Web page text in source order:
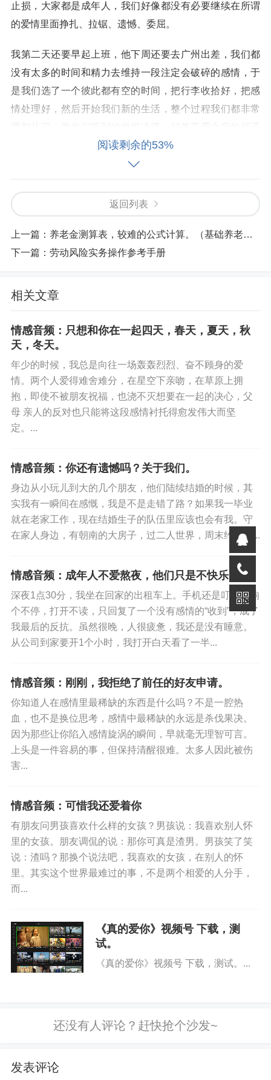
止损，大家都是成年人，我们好像都没有必要继续在所谓
的爱情里面挣扎、拉锯、遗憾、委屈。
我第二天还要早起上班，他下周还要去广州出差，我们都
没有太多的时间和精力去维持一段注定会破碎的感情，于
是我们选了一个彼此都有空的时间，把行李收拾好，把感
情处理好，然后开始我们新的生活，整个过程我们都非常
罩，换了一套新的睡衣。我还把那些不会再用又舍不得丢
掉的东西收了起来，然后我一个人站在阳台上愣着，我不
知道该要干什么，也不知道该要想什么，我就是觉得好像
心里空了一大块。
不认识，他是一个做什么都不怕的愣头青，我是一个做什
又让我们变得疏离，像是一个玩笑，也像是一场梦。
时光更替，季节轮换，好多人忘了好多人，好多人代替了
好多人，好多人有好多遗憾，好多人又成为了好多人的遗
憾。
现在四年过去了，我们各自有了新的生活，他在老家结了
有时候我会想啊，如果当初我们能再坚持一下呢，会不一
样吗?或者说如果我们一开始没有遇到过，会不一样吗?
可能秋天就是一个适合告别的季节，树叶在这个季节里凋
零，大雁在这个季节南飞，人和人也是在这个季节告别
的，你看万物都有时令，爱又怎么能逃脱，没有人能够一
直停留在秋天，就像那段话说“不怀念才是人生。前行的意
义，没有人会永远的糟糕下去，山海自有归期，风雨自有
相逢，意难平终将和解，万事也终会如意”。
免责声明
持您个人观点可与本人联系。
标签: 情感音频
阅读剩余的53%
返回列表
上一篇： 养老金测算表，较难的公式计算。（基础养老金增发）
下一篇： 劳动风险实务操作参考手册
相关文章
情感音频：只想和你在一起四天，春天，夏天，秋
天，冬天。
年少的时候，我总是向往一场轰轰烈烈、奋不顾身的爱
情。两个人爱得难舍难分，在星空下亲吻，在草原上拥
抱，即使不被朋友祝福，也浇不灭想要在一起的决心，父
母 亲人的反对也只能将这段感情衬托得愈发伟大而坚
定。...
情感音频：你还有遗憾吗？关于我们。
身边从小玩儿到大的几个朋友，他们陆续结婚的时候，其
实我有一瞬间在感慨，我是不是走错了路？如果我一毕业
就在老家工作，现在结婚生子的队伍里应该也会有我。守
在家人身边，有朝南的大房子，过二人世界，周末约上三...
情感音频：成年人不爱熬夜，他们只是不快乐。
深夜1点30分，我坐在回家的出租车上。手机还是叮叮的响
个不停，打开不读，只回复了一个没有感情的“收到”，成了
我最后的反抗。虽然很晚，人很疲惫，我还是没有睡意。
从公司到家要开1个小时，我打开白天看了一半...
情感音频：刚刚，我拒绝了前任的好友申请。
你知道人在感情里最稀缺的东西是什么吗？不是一腔热
血，也不是换位思考，感情中最稀缺的永远是杀伐果决。
因为那些让你陷入感情旋涡的瞬间，早就毫无理智可言。
上头是一件容易的事，但保持清醒很难。太多人因此被伤
害...
情感音频：可惜我还爱着你
有朋友问男孩喜欢什么样的女孩？男孩说：我喜欢别人怀
里的女孩。朋友调侃的说：那你可真是渣男。男孩笑了笑
说：渣吗？那换个说法吧，我喜欢的女孩，在别人的怀
里。其实这个世界最难过的事，不是两个相爱的人分手，
而...
《真的爱你》视频号 下载，测
试。
《真的爱你》视频号 下载，测试。...
发表评论